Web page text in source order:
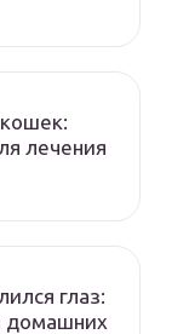
лечения
глаз:
домашних